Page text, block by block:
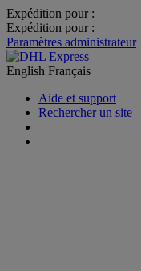
Expédition pour :
Expédition pour :
Paramètres administrateur
English Français
Aide et support
Rechercher un site